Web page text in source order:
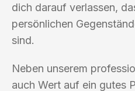
dich darauf verlassen,
persönlichen
sind.
Neben unserem
auch Wert auf ein gutes